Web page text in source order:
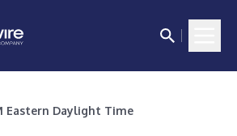
Eastern Daylight Time